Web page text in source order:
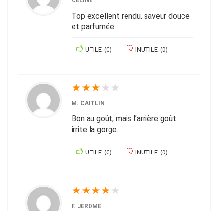
Top excellent rendu, saveur douce
et parfumée
UTILE (0) INUTILE (0)
★★★ ★ ★
M. CAITLIN
Bon au goût, mais l’arrière goût
irrite la gorge.
UTILE (0) INUTILE (0)
★★★★ ★
F. JEROME